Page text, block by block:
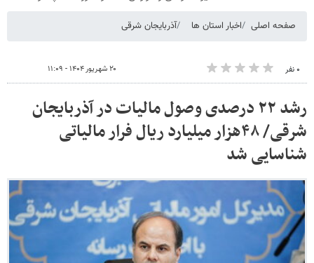
صفحه اصلی اخبار استان ها آذربایجان شرقی
۰ نفر ۲۰ شهریور ۱۴۰۴ - ۱۱:۰۹
رشد ۲۲ درصدی وصول مالیات در آذربایجان
شرقی/ ۴۸هزار میلیارد ریال فرار مالیاتی
شناسایی شد